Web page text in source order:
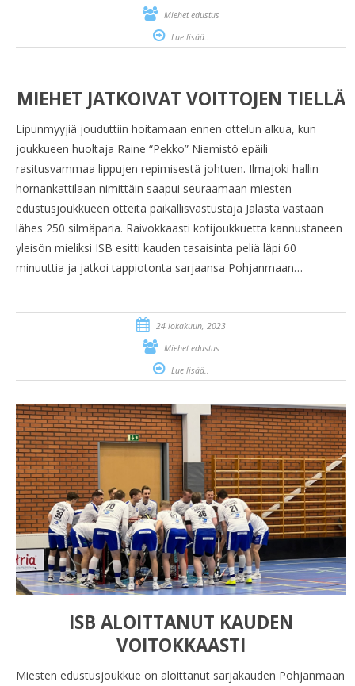
Miehet edustus
Lue lisää..
MIEHET JATKOIVAT VOITTOJEN TIELLÄ
Lipunmyyjiä jouduttiin hoitamaan ennen ottelun alkua, kun
joukkueen huoltaja Raine “Pekko” Niemistö epäili
rasitusvammaa lippujen repimisestä johtuen. Ilmajoki hallin
hornankattilaan nimittäin saapui seuraamaan miesten
edustusjoukkueen otteita paikallisvastustaja Jalasta vastaan
lähes 250 silmäparia. Raivokkaasti kotijoukkuetta kannustaneen
yleisön mieliksi ISB esitti kauden tasaisinta peliä läpi 60
minuuttia ja jatkoi tappiotonta sarjaansa Pohjanmaan…
24 lokakuun, 2023
Miehet edustus
Lue lisää..
ISB ALOITTANUT KAUDEN
VOITOKKAASTI
Miesten edustusjoukkue on aloittanut sarjakauden Pohjanmaan